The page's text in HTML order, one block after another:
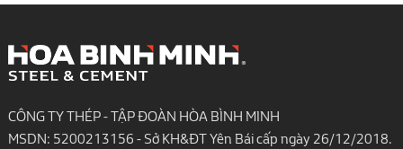
CÔNG TY THÉP - TẬP ĐOÀN HÒA BÌNH MINH
MSDN: 5200213156 - Sở KH&ĐT Yên Bái cấp ngày 26/12/2018.